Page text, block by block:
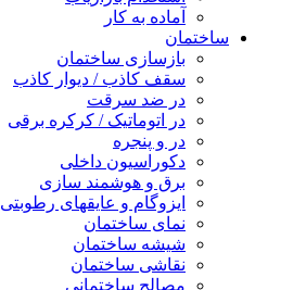
آماده به کار
ساختمان
بازسازی ساختمان
سقف کاذب / دیوار کاذب
در ضد سرقت
در اتوماتیک / کرکره برقی
در و پنجره
دکوراسیون داخلی
برق و هوشمند سازی
ایزوگام و عایقهای رطوبتی
نمای ساختمان
شیشه ساختمان
نقاشی ساختمان
مصالح ساختمانی